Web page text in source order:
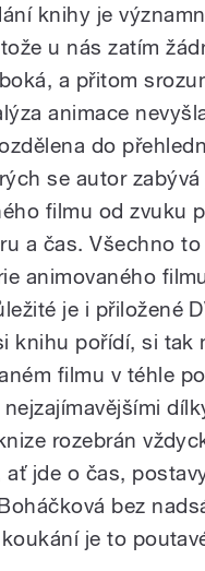
knihy je
u nás zatím
a přitom
animace
do
se autor
filmu od zvuku
a čas. Všechno
animovaného
je i přiložené
knihu pořídí, si tak
filmu v téhle
rozebrán
jde o čas,
bez
je to